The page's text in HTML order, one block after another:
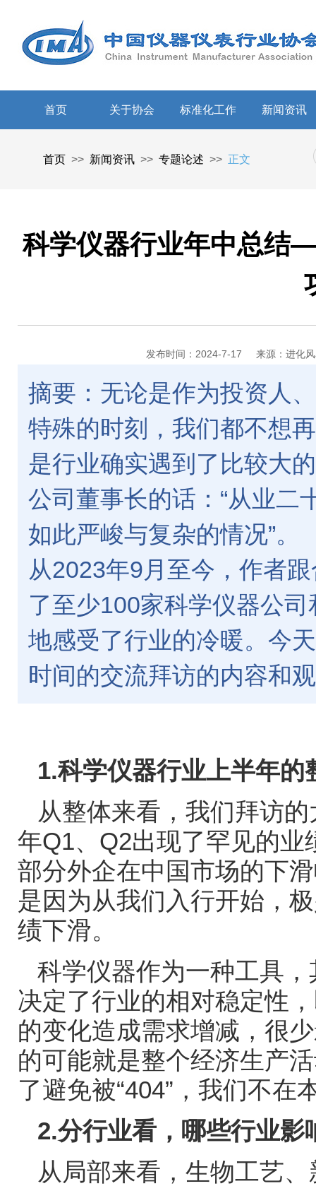
首页 关于协会 标准化工作 新闻资讯
首页 >> 新闻资讯 >> 专题论述 >> 正文
科学仪器行业年中总结
发布时间：2024-7-17 来源：进化
摘要：无论是作为投资人
特殊的时刻，我们都不想
是行业确实遇到了比较大
公司董事长的话：“从业二
如此严峻与复杂的情况”。
从2023年9月至今，作者
了至少100家科学仪器公
地感受了行业的冷暖。今
时间的交流拜访的内容和
1.科学仪器行业上半年的
从整体来看，我们拜访
年Q1、 Q2出现了罕见的业
部分外企在中国市场的下
是因为从我们入行开始，
绩下滑。
科学仪器作为一种工具，
决定了行业的相对稳定性
的变化造成需求增减，很
的可能就是整个经济生产
了避免被“404” ，我们不在
2.分行业看，哪些行业影
从局部来看，生物工艺